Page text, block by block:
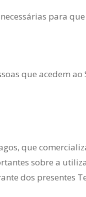
para
que acedem
que
sobre a
dos presentes